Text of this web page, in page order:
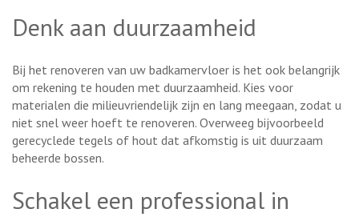
Denk aan duurzaamheid
Bij het renoveren van uw badkamervloer is het ook belangrijk
om rekening te houden met duurzaamheid. Kies voor
materialen die milieuvriendelijk zijn en lang meegaan, zodat u
niet snel weer hoeft te renoveren. Overweeg bijvoorbeeld
gerecyclede tegels of hout dat afkomstig is uit duurzaam
beheerde bossen.
Schakel een professional in